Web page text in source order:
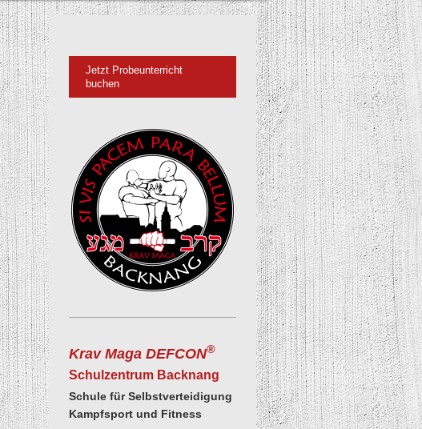
Jetzt Probeunterricht
buchen
Krav Maga DEFCON®
Schulzentrum Backnang
Schule für Selbstverteidigung
Kampfsport und Fitness